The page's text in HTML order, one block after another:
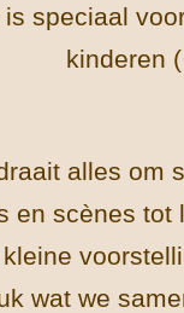
speciaal
kinderen
alles om
en scènes
wat we